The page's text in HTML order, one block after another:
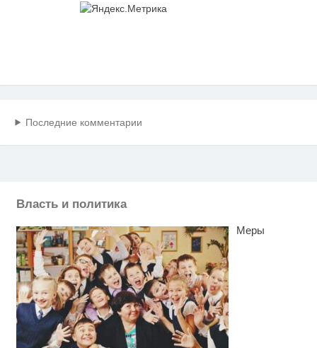
Последние комментарии
Власть и политика
Меры